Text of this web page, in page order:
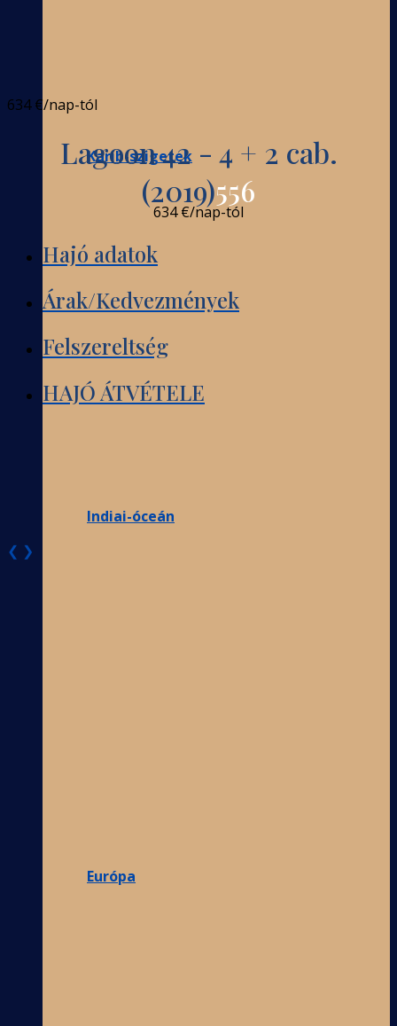
Karib-szigetek
Indiai-óceán
Európa
634 €/nap-tól
Lagoon 42 - 4 + 2 cab.
(2019)556
634 €/nap-tól
Hajó adatok
Árak/Kedvezmények
Felszereltség
HAJÓ ÁTVÉTELE
❮ ❯